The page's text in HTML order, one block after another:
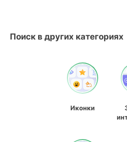
Поиск в других категориях
Иконки